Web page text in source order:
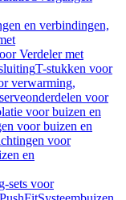
en verbindingen,
Verdeler met
T-stukken voor
verwarming,
voor
voor buizen en
voor buizen en
voor
en
sets voor